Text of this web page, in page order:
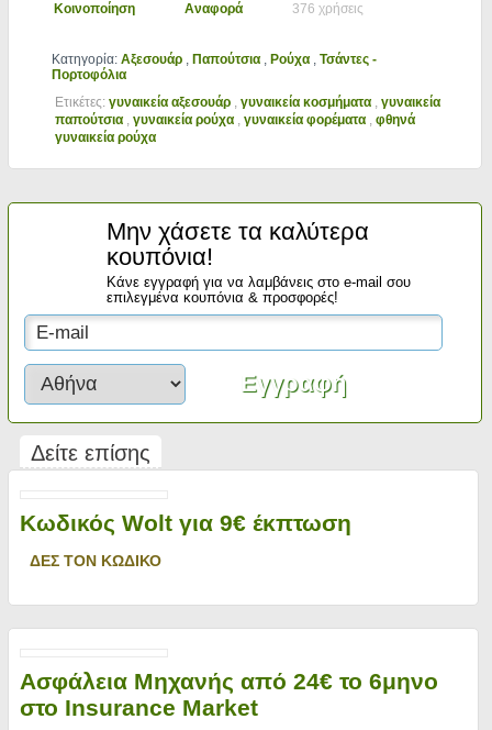
Κοινοποίηση Αναφορά 376 χρήσεις
Κατηγορία: Αξεσουάρ, Παπούτσια, Ρούχα, Τσάντες -
Πορτοφόλια
Ετικέτες: γυναικεία αξεσουάρ, γυναικεία κοσμήματα, γυναικεία
παπούτσια, γυναικεία ρούχα, γυναικεία φορέματα, φθηνά
γυναικεία ρούχα
Μην χάσετε τα καλύτερα
κουπόνια!
Κάνε εγγραφή για να λαμβάνεις στο e-mail σου
επιλεγμένα κουπόνια & προσφορές!
Δείτε επίσης
Κωδικός Wolt για 9€ έκπτωση
ΔΕΣ ΤΟΝ ΚΩΔΙΚΟ
Ασφάλεια Μηχανής από 24€ το 6μηνο
στο Insurance Market